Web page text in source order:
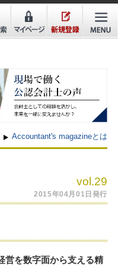
Accountant's magazineとは
vol.29
2015年04月01日発行
営を数字面から支える精